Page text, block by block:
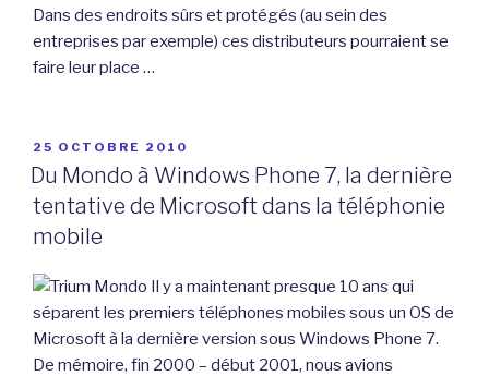
Dans des endroits sûrs et protégés (au sein des
entreprises par exemple) ces distributeurs pourraient se
faire leur place …
PUBLIÉ
LE
25 OCTOBRE 2010
Du Mondo à Windows Phone 7, la dernière
tentative de Microsoft dans la téléphonie
mobile
Il y a maintenant presque 10 ans qui
séparent les premiers téléphones mobiles sous un OS de
Microsoft à la dernière version sous Windows Phone 7.
De mémoire, fin 2000 – début 2001, nous avions